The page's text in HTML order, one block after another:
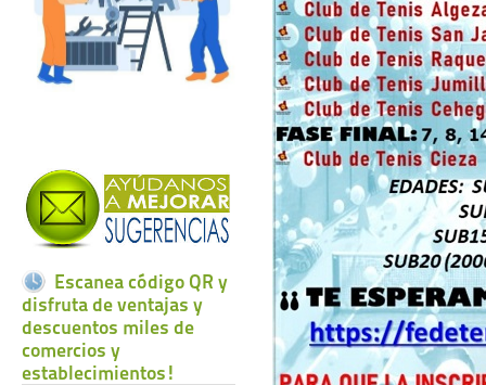
Escanea código QR y
disfruta de ventajas y
descuentos miles de
comercios y
establecimientos!